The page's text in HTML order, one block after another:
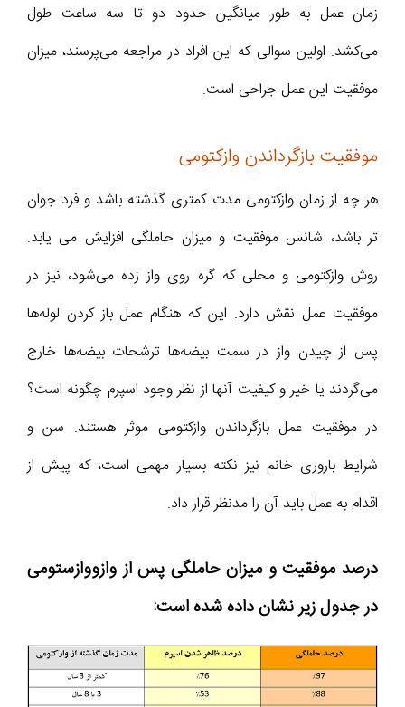
زمان عمل به طور میانگین حدود دو تا سه ساعت طول
می‌کشد. اولین سوالی که این افراد در مراجعه می‌پرسند، میزان
موفقیت این عمل جراحی است.
موفقیت بازگرداندن وازکتومی
هر چه از زمان وازکتومی مدت کمتری گذشته باشد و فرد جوان
تر باشد، شانس موفقیت و میزان حاملگی افزایش می یابد.
روش وازکتومی و محلی که گره روی واز زده می‌شود، نیز در
موفقیت عمل نقش دارد. این که هنگام عمل باز کردن لوله‌ها
پس از چیدن واز در سمت بیضه‌ها ترشحات بیضه‌ها خارج
می‌گردند یا خیر و کیفیت آنها از نظر وجود اسپرم چگونه است؟
در موفقیت عمل بازگرداندن وازکتومی موثر هستند. سن و
شرایط باروری خانم نیز نکته بسیار مهمی است، که پیش از
اقدام به عمل باید آن را مدنظر قرار داد.
درصد موفقیت و میزان حاملگی پس از وازووازستومی
در جدول زیر نشان داده شده است: